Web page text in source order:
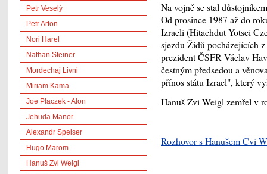
Na vojně se stal
Od prosince 1987 až do
Izraeli (Hitachdut Yotsei
sjezdu Židů pocházejících
prezident ČSFR Václav
čestným předsedou a
přínos státu Izrael", který
Hanuš Zvi Weigl zemřel v
Rozhovor s Hanušem Cvi
Petr Veselý
Petr Arton
Nori Harel
Nathan Steiner
Mordechaj Livni
Miriam Kama
Joe Placzek - Alon
Jehuda Manor
Alexandr Speiser
Hugo Marom
Hanuš Zvi Weigl